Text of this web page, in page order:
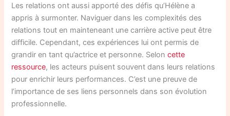
Les relations ont aussi apporté des défis qu’Hélène a
appris à surmonter. Naviguer dans les complexités des
relations tout en mainteneant une carrière active peut être
difficile. Cependant, ces expériences lui ont permis de
grandir en tant qu’actrice et personne. Seloncette
ressource, les acteurs puisent souvent dans leurs relations
pour enrichir leurs performances. C’est une preuve de
l’importance de ses liens personnels dans son évolution
professionnelle.